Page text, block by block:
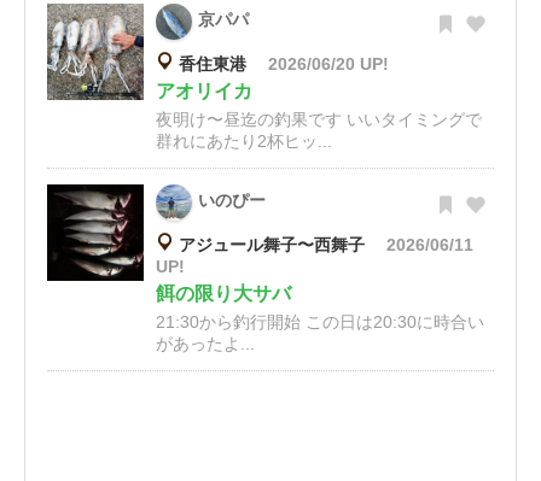
京パパ
香住東港 2026/06/20 UP!
アオリイカ
夜明け〜昼迄の釣果です いいタイミングで
群れにあたり2杯ヒッ...
いのぴー
アジュール舞子〜西舞子
2026/06/11
UP!
餌の限り大サバ
21:30から釣行開始 この日は20:30に時合い
があったよ...